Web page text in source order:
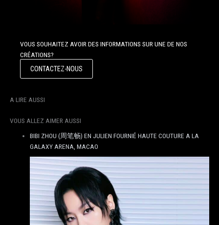
VOUS SOUHAITEZ AVOIR DES INFORMATIONS SUR UNE DE NOS
CRÉATIONS?
CONTACTEZ-NOUS
A LIRE AUSSI
VOUS ALLEZ AIMER AUSSI
BIBI ZHOU (周笔畅) EN JULIEN FOURNIÉ HAUTE COUTURE A LA
GALAXY ARENA, MACAO